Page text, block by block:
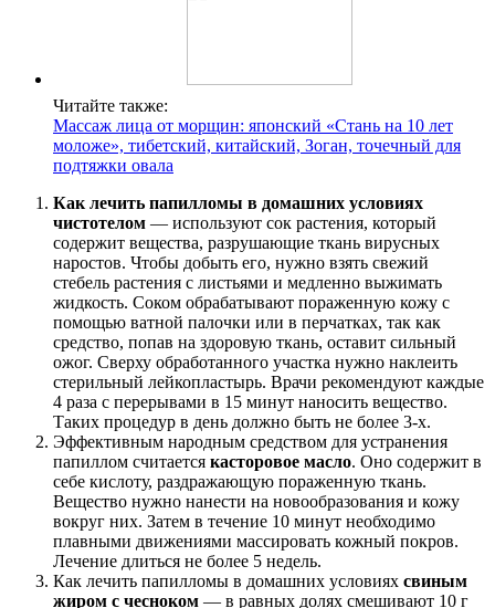
Читайте также:
Массаж лица от морщин: японский «Стань на 10 лет
моложе», тибетский, китайский, Зоган, точечный для
подтяжки овала
Как лечить папилломы в домашних условиях
чистотелом — используют сок растения, который
содержит вещества, разрушающие ткань вирусных
наростов. Чтобы добыть его, нужно взять свежий
стебель растения с листьями и медленно выжимать
жидкость. Соком обрабатывают пораженную кожу с
помощью ватной палочки или в перчатках, так как
средство, попав на здоровую ткань, оставит сильный
ожог. Сверху обработанного участка нужно наклеить
стерильный лейкопластырь. Врачи рекомендуют каждые
4 раза с перерывами в 15 минут наносить вещество.
Таких процедур в день должно быть не более 3-х.
Эффективным народным средством для устранения
папиллом считается касторовое масло. Оно содержит в
себе кислоту, раздражающую пораженную ткань.
Вещество нужно нанести на новообразования и кожу
вокруг них. Затем в течение 10 минут необходимо
плавными движениями массировать кожный покров.
Лечение длиться не более 5 недель.
Как лечить папилломы в домашних условиях свиным
жиром с чесноком — в равных долях смешивают 10 г